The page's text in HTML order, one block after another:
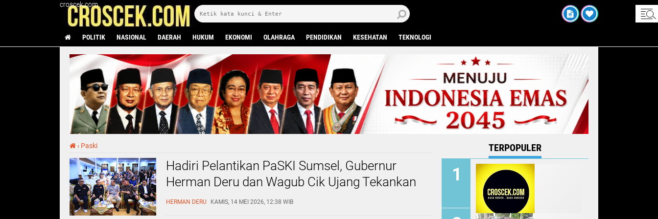
croscek.com
POLITIK NASIONAL DAERAH HUKUM EKONOMI OLAHRAGA PENDIDIKAN KESEHATAN TEKNOLOGI
› Paski
Hadiri Pelantikan PaSKI Sumsel, Gubernur
Herman Deru dan Wagub Cik Ujang Tekankan
Komedi yang Mendidik dan Beretika
HERMAN DERU KAMIS, 14 MEI 2026, 12:38 WIB
TERPOPULER